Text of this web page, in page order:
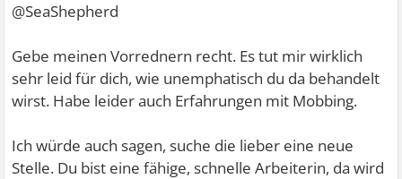
@SeaShepherd
Gebe meinen Vorrednern recht. Es tut mir wirklich
sehr leid für dich, wie unemphatisch du da behandelt
wirst. Habe leider auch Erfahrungen mit Mobbing.
Ich würde auch sagen, suche die lieber eine neue
Stelle. Du bist eine fähige, schnelle Arbeiterin, da wird